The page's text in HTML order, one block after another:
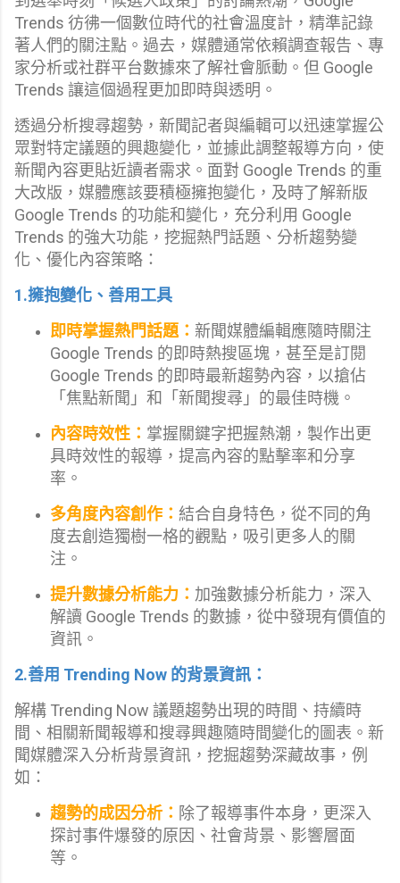
Trends 彷彿一個數位時代的社會溫度計，精準記錄
著人們的關注點。過去，媒體通常依賴調查報告、專
家分析或社群平台數據來了解社會脈動。但 Google
Trends 讓這個過程更加即時與透明。
透過分析搜尋趨勢，新聞記者與編輯可以迅速掌握公
眾對特定議題的興趣變化，並據此調整報導方向，使
新聞內容更貼近讀者需求。面對 Google Trends 的重
大改版，媒體應該要積極擁抱變化，及時了解新版
Google Trends 的功能和變化，充分利用 Google
Trends 的強大功能，挖掘熱門話題、分析趨勢變
化、優化內容策略：
1.擁抱變化、善用工具
即時掌握熱門話題： 新聞媒體編輯應隨時關注
Google Trends 的即時熱搜區塊，甚至是訂閱
Google Trends 的即時最新趨勢內容，以搶佔
「焦點新聞」和「新聞搜尋」的最佳時機。
內容時效性： 掌握關鍵字把握熱潮，製作出更
具時效性的報導，提高內容的點擊率和分享
率。
多角度內容創作： 結合自身特色，從不同的角
度去創造獨樹一格的觀點，吸引更多人的關
注。
提升數據分析能力： 加強數據分析能力，深入
解讀 Google Trends 的數據，從中發現有價值的
資訊。
2.善用 Trending Now 的背景資訊：
解構 Trending Now 議題趨勢出現的時間、持續時
間、相關新聞報導和搜尋興趣隨時間變化的圖表。新
聞媒體深入分析背景資訊，挖掘趨勢深藏故事，例
如：
趨勢的成因分析： 除了報導事件本身，更深入
探討事件爆發的原因、社會背景、影響層面
等。